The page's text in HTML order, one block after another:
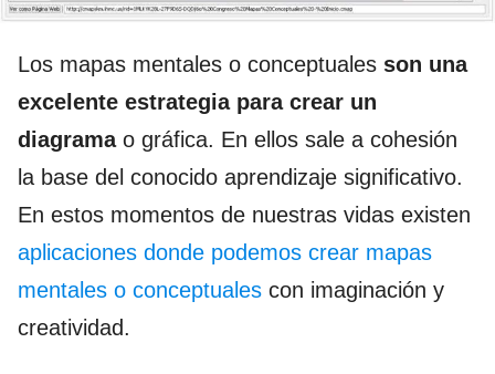
Los mapas mentales o conceptuales son una
excelente estrategia para crear un
diagramao gráfica. En ellos sale a cohesión
la base del conocido aprendizaje significativo.
En estos momentos de nuestras vidas existen
aplicaciones donde podemos crear mapas
mentales o conceptuales con imaginación y
creatividad.